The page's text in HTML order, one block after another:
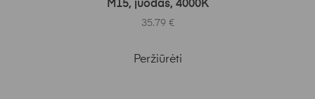
M15, juodas, 4000K
35.79 €
Peržiūrėti